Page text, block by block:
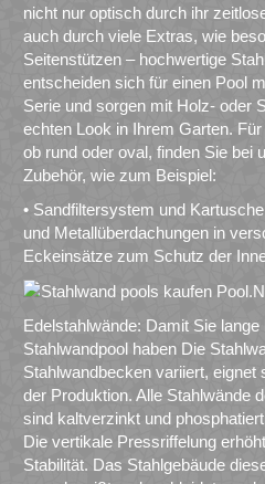
nicht nur optisch durch ihr
auch durch viele Extras, wie
Seitenstützen – hochwertige
entscheiden sich für einen Pool
Serie und sorgen mit Holz- oder
echten Look in Ihrem Garten.
ob rund oder oval, finden Sie bei
Zubehör, wie zum Beispiel:
• Sandfiltersystem und
und Metallüberdachungen in
Eckeinsätze zum Schutz der
Edelstahlwände: Damit Sie
Stahlwandpool haben Die
Stahlwandbecken variiert, eignet
der Produktion. Alle Stahlwände
sind kaltverzinkt und
Die vertikale Pressriffelung
Stabilität. Das Stahlgebäude